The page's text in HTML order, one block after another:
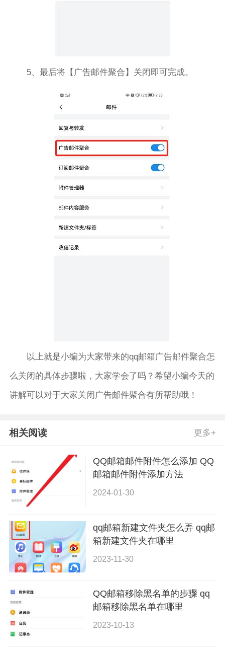
5、最后将【广告邮件聚合】关闭即可完成。
以上就是小编为大家带来的qq邮箱广告邮件聚合怎
么关闭的具体步骤啦，大家学会了吗？希望小编今天的
讲解可以对于大家关闭广告邮件聚合有所帮助哦！
相关阅读 更多+
QQ邮箱邮件附件怎么添加 QQ
邮箱邮件附件添加方法
2024-01-30
qq邮箱新建文件夹怎么弄 qq邮
箱新建文件夹在哪里
2023-11-30
QQ邮箱移除黑名单的步骤 qq
邮箱移除黑名单在哪里
2023-10-13